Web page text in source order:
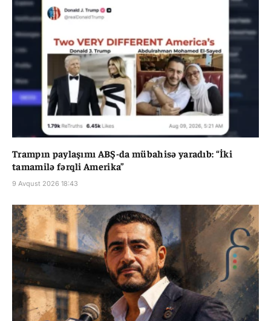
Trampın paylaşımı ABŞ-da mübahisə yaradıb: “İki
tamamilə fərqli Amerika”
9 Avqust 2026 18:43